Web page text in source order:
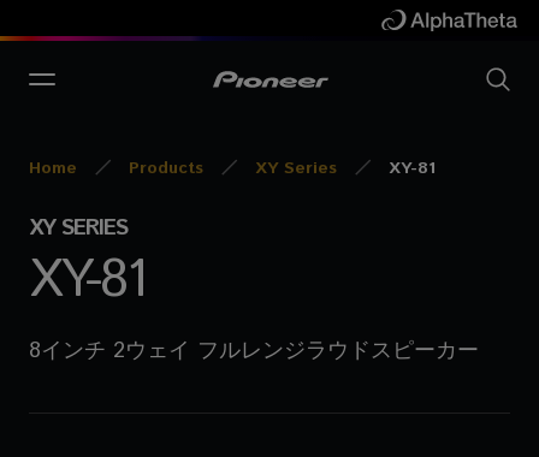
Home Products XY Series XY-81
XY SERIES
XY-81
8インチ 2ウェイ フルレンジラウドスピーカー